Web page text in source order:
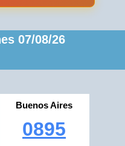
07/08/26
Buenos Aires
0895